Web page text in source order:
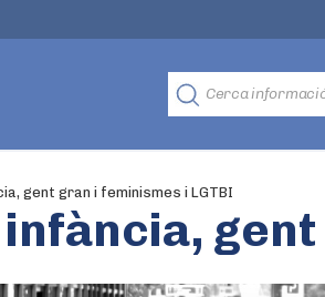
gent gran i feminismes i LGTBI